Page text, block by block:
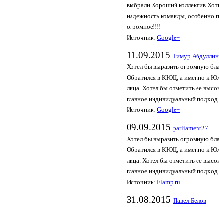
выбрали.Хороший
надежность команды, особенно
огромное!!!!
Источник: Google+
11.09.2015 Тимур Абдуллин
Хотел бы выразить огромную
Обратился в КЮЦ, а именно к
лица. Хотел бы отметить ее
главное индивидуальный подход
Источник: Google+
09.09.2015 parl­iame­nt27
Хотел бы выразить огромную
Обратился в КЮЦ, а именно к
лица. Хотел бы отметить ее
главное индивидуальный подход
Источник: Flamp.ru
31.08.2015 Паве­л Бело­в